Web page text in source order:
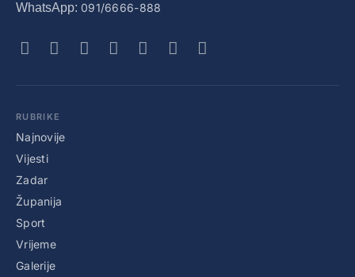
WhatsApp: 091/6666-888
RUBRIKE
Najnovije
Vijesti
Zadar
Županija
Sport
Vrijeme
Galerije